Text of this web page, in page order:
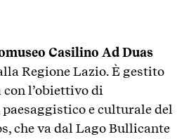
Casilino Ad Duas
Regione Lazio. È gestito
con l’obiettivo di
e culturale del
che va dal Lago Bullicante